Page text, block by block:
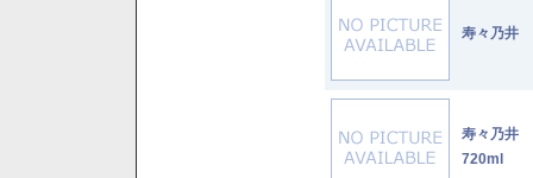
寿々乃井
寿々乃井
720ml